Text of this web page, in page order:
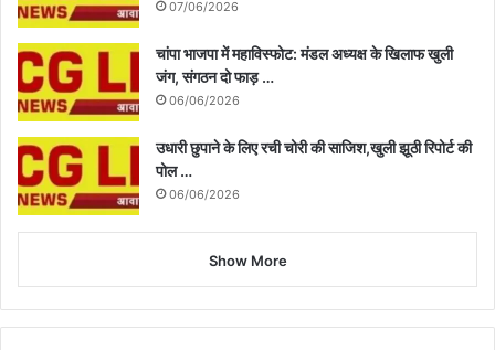
07/06/2026
चांपा भाजपा में महाविस्फोट: मंडल अध्यक्ष के खिलाफ खुली
जंग, संगठन दो फाड़ …
06/06/2026
उधारी छुपाने के लिए रची चोरी की साजिश,खुली झूठी रिपोर्ट की
पोल …
06/06/2026
Show More